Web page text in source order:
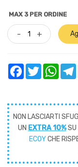
MAX 3 PER ORDINE
- +
FacebookTwitter
NON LASCIARTI
UN EXTRA 10%SU
ECOYCHE